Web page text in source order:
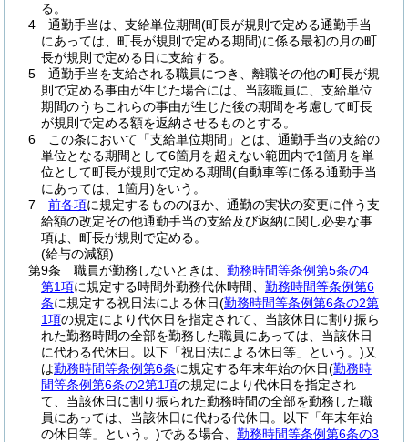
る。
4
通勤手当は、支給単位期間(町長が規則で定める通勤手当
にあっては、町長が規則で定める期間)に係る最初の月の町
長が規則で定める日に支給する。
5
通勤手当を支給される職員につき、離職その他の町長が規
則で定める事由が生じた場合には、当該職員に、支給単位
期間のうちこれらの事由が生じた後の期間を考慮して町長
が規則で定める額を返納させるものとする。
6
この条において「支給単位期間」とは、通勤手当の支給の
単位となる期間として6箇月を超えない範囲内で1箇月を単
位として町長が規則で定める期間(自動車等に係る通勤手当
にあっては、1箇月)をいう。
7
前各項に規定するもののほか、通勤の実状の変更に伴う支
給額の改定その他通勤手当の支給及び返納に関し必要な事
項は、町長が規則で定める。
(給与の減額)
第9条
職員が勤務しないときは、 勤務時間等条例第5条の4
第1項に規定する時間外勤務代休時間、 勤務時間等条例第6
条に規定する祝日法による休日(勤務時間等条例第6条の2第
1項の規定により代休日を指定されて、当該休日に割り振ら
れた勤務時間の全部を勤務した職員にあっては、当該休日
に代わる代休日。以下「祝日法による休日等」という。)又
は勤務時間等条例第6条に規定する年末年始の休日(勤務時
間等条例第6条の2第1項の規定により代休日を指定され
て、当該休日に割り振られた勤務時間の全部を勤務した職
員にあっては、当該休日に代わる代休日。以下「年末年始
の休日等」という。)である場合、 勤務時間等条例第6条の3